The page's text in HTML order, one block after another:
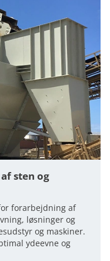
sten og
forarbejdning af
løsninger og
og maskiner.
ydeevne og